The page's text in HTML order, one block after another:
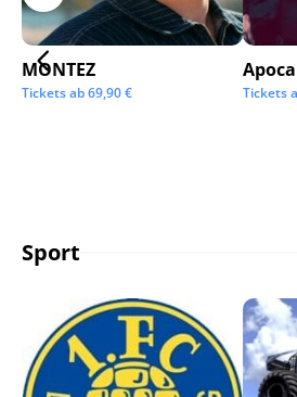
MONTEZ
Tickets ab69,90€ Tickets
Sport